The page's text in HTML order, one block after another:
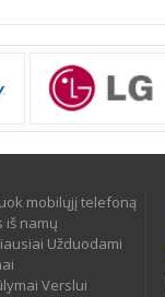
mobilųjį telefoną
iš namų
Užduodami
Verslui